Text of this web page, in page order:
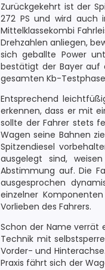
Zurückgekehrt ist der
272 PS und wird auch
Mittelklassekombi
Drehzahlen anliegen,
sich geballte Power
bestätigt der Bayer auf
gesamten Kb-
Entsprechend
erkennen, dass er mit
sollte der Fahrer stets
Wagen seine Bahnen
Spitzendiesel
ausgelegt sind,
Abstimmung auf. Die
ausgesprochen
einzelner
Vorlieben des Fahrers.
Schon der Name verrät
Technik mit
Vorder- und
Praxis fährt sich der